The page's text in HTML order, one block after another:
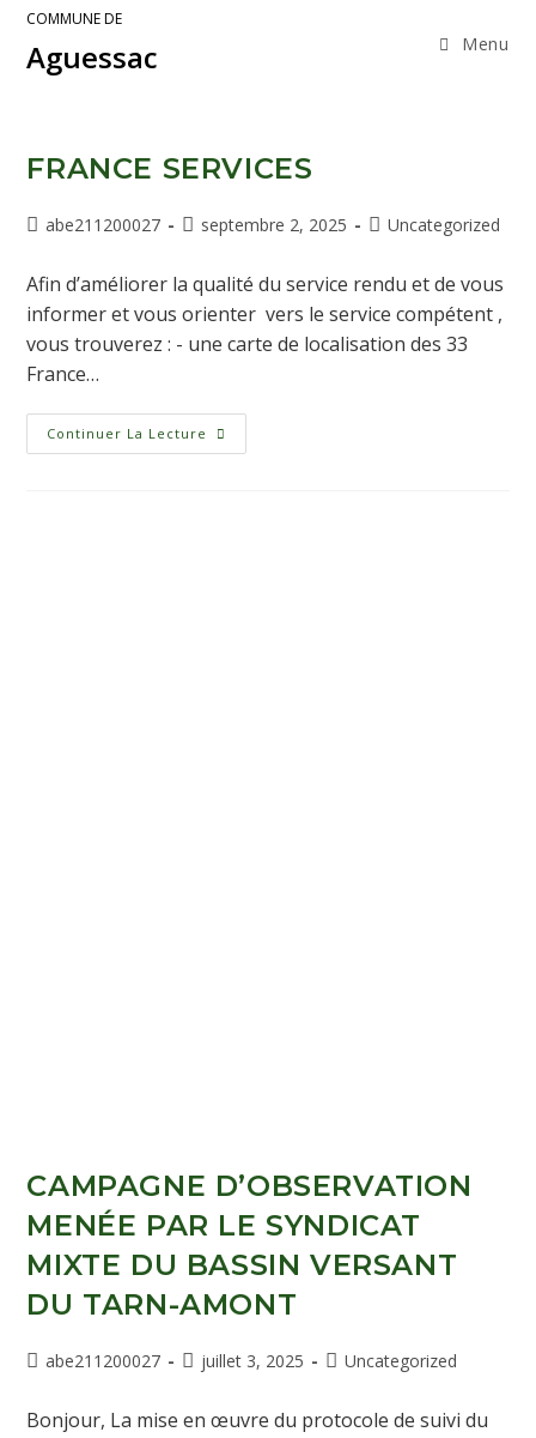
COMMUNE DE
Aguessac Menu
FRANCE SERVICES
abe211200027 septembre 2, 2025 Uncategorized
Afin d’améliorer la qualité du service rendu et de vous
informer et vous orienter vers le service compétent ,
vous trouverez : - une carte de localisation des 33
France…
Continuer La Lecture
CAMPAGNE D’OBSERVATION
MENÉE PAR LE SYNDICAT
MIXTE DU BASSIN VERSANT
DU TARN-AMONT
abe211200027 juillet 3, 2025 Uncategorized
Bonjour, La mise en œuvre du protocole de suivi du